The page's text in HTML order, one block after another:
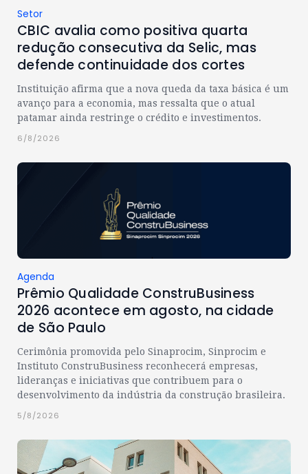
Setor
CBIC avalia como positiva quarta
redução consecutiva da Selic, mas
defende continuidade dos cortes
Instituição afirma que a nova queda da taxa básica é um
avanço para a economia, mas ressalta que o atual
patamar ainda restringe o crédito e investimentos.
6/8/2026
Agenda
Prêmio Qualidade ConstruBusiness
2026 acontece em agosto, na cidade
de São Paulo
Cerimônia promovida pelo Sinaprocim, Sinprocim e
Instituto ConstruBusiness reconhecerá empresas,
lideranças e iniciativas que contribuem para o
desenvolvimento da indústria da construção brasileira.
5/8/2026